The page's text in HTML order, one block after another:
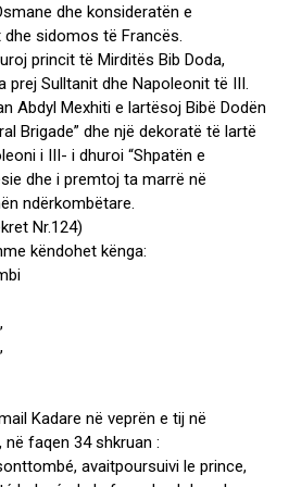
dhe konsideratën e
sidomos të Francës.
princit të Mirditës Bib Doda,
prej Sulltanit dhe Napoleonit të III.
Abdyl Mexhiti e lartësoj Bibë Dodën
Brigade” dhe një dekoratë të lartë
i III- i dhuroi “Shpatën e
dhe i premtoj ta marrë në
ndërkombëtare.
Nr.124)
këndohet kënga:
Kadare në veprën e tij në
në faqen 34 shkruan :
avaitpoursuivi le prince,